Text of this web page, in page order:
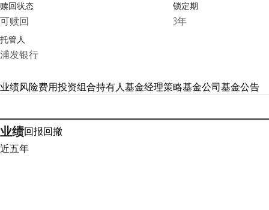
赎回状态
可赎回
锁定期
3年
托管人
浦发银行
业绩风险费用投资组合持有人基金经理策略基金公司基金公告
业绩回报回撤
近五年